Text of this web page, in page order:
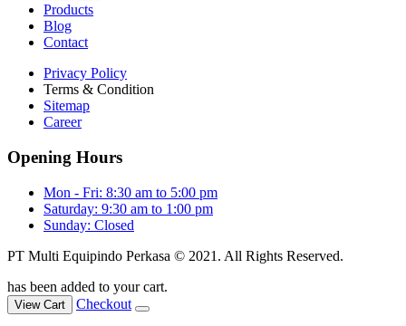
Products
Blog
Contact
Privacy Policy
Terms & Condition
Sitemap
Career
Opening Hours
Mon - Fri: 8:30 am to 5:00 pm
Saturday: 9:30 am to 1:00 pm
Sunday: Closed
PT Multi Equipindo Perkasa © 2021. All Rights Reserved.
has been added to your cart.
View Cart Checkout